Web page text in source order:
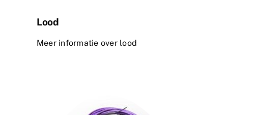
Lood
Meer informatie over lood